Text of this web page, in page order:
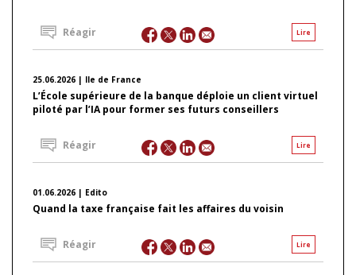
Lire
Réagir
25.06.2026 | Ile de France
L’École supérieure de la banque déploie un client virtuel
piloté par l’IA pour former ses futurs conseillers
Lire
Réagir
01.06.2026 | Edito
Quand la taxe française fait les affaires du voisin
Lire
Réagir